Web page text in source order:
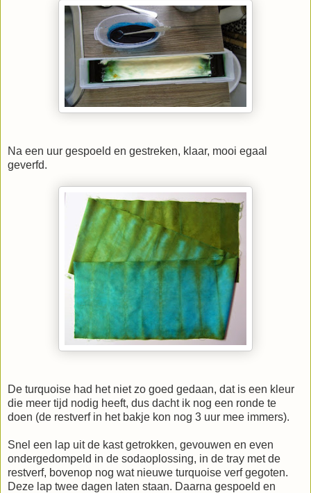
Na een uur gespoeld en gestreken, klaar, mooi egaal
geverfd.
De turquoise had het niet zo goed gedaan, dat is een kleur
die meer tijd nodig heeft, dus dacht ik nog een ronde te
doen (de restverf in het bakje kon nog 3 uur mee immers).
Snel een lap uit de kast getrokken, gevouwen en even
ondergedompeld in de sodaoplossing, in de tray met de
restverf, bovenop nog wat nieuwe turquoise verf gegoten.
Deze lap twee dagen laten staan. Daarna gespoeld en